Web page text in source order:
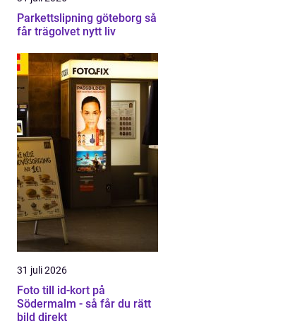
Parkettslipning göteborg så
får trägolvet nytt liv
31 juli 2026
Foto till id-kort på
Södermalm - så får du rätt
bild direkt